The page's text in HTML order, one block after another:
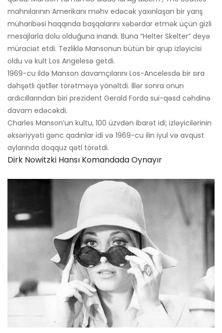
mahnılarının Amerikanı məhv edəcək yaxınlaşan bir yarış
müharibəsi haqqında başqalarını xəbərdar etmək üçün gizli
mesajlarla dolu olduğuna inandı. Buna “Helter Skelter” deyə
müraciət etdi. Tezliklə Mansonun bütün bir qrup izləyicisi
oldu və kult Los Angelesə getdi.
1969-cu ildə Manson davamçılarını Los-Ancelesdə bir sıra
dəhşətli qətllər törətməyə yönəltdi. İllər sonra onun
ardıcıllarından biri prezident Gerald Forda sui-qəsd cəhdinə
davam edəcəkdi.
Charles Manson’un kultu, 100 üzvdən ibarət idi; izləyicilərinin
əksəriyyəti gənc qadınlar idi və 1969-cu ilin iyul və avqust
aylarında doqquz qətl törətdi.
Dirk Nowitzki Hansı Komandada Oynayır